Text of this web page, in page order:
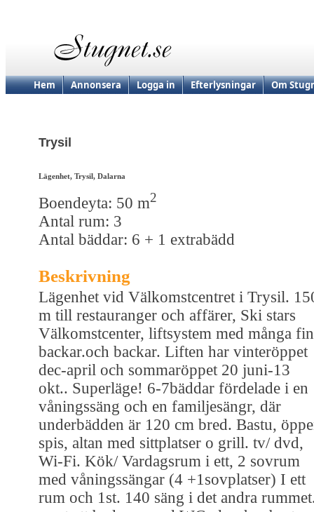
Hem Annonsera Logga in Efterlysningar Om
Trysil
Lägenhet, Trysil, Dalarna
Boendeyta: 50 m2
Antal rum: 3
Antal bäddar: 6 + 1 extrabädd
Beskrivning
Lägenhet vid Välkomstcentret i Trysil.
m till restauranger och affärer, Ski stars
Välkomstcenter, liftsystem med många
backar.och backar. Liften har vinteröppet
dec-april och sommaröppet 20 juni-13
okt.. Superläge! 6-7bäddar fördelade i en
våningssäng och en familjesängr, där
underbädden är 120 cm bred. Bastu,
spis, altan med sittplatser o grill. tv/ dvd,
Wi-Fi. Kök/ Vardagsrum i ett, 2 sovrum
med våningssängar (4 +1sovplatser) I ett
rum och 1st. 140 säng i det andra